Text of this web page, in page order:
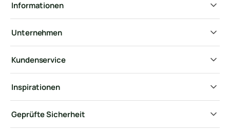
Informationen
Unternehmen
Kundenservice
Inspirationen
Geprüfte Sicherheit